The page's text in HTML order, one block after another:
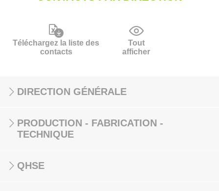
Téléchargez la liste des
contacts
Tout
afficher
DIRECTION GÉNÉRALE
PRODUCTION - FABRICATION -
TECHNIQUE
QHSE